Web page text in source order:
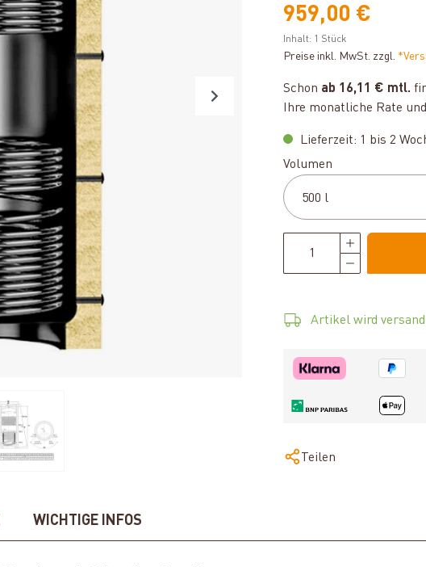
959,00 €
Inhalt: 1 Stück
Preise inkl. MwSt. zzgl.
Schon ab 16,11 € mtl.
Ihre monatliche Rate
Lieferzeit: 1 bis 2
Volumen
Artikel wird
Teilen
WICHTIGE INFOS